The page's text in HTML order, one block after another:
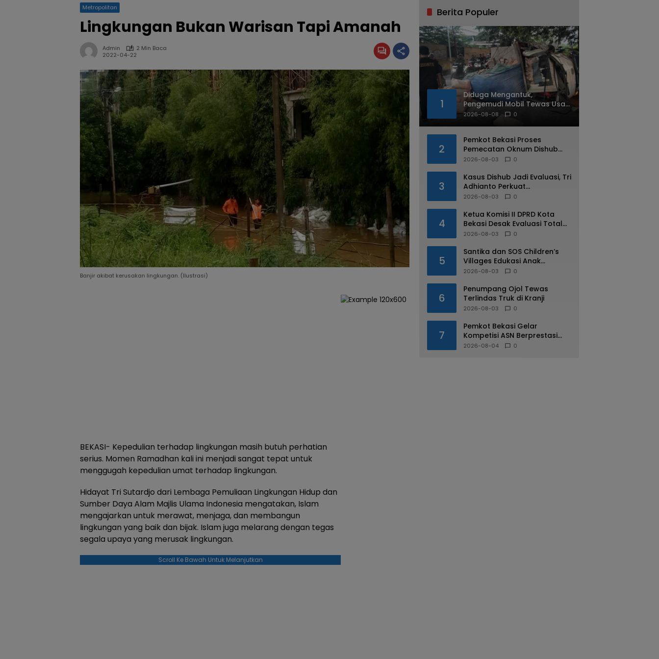
Metropolitan
Lingkungan Bukan Warisan Tapi Amanah
Admin
2 Min Baca
2022-04-22
Banjir akibat kerusakan lingkungan. (Ilustrasi)
BEKASI- Kepedulian terhadap lingkungan masih butuh perhatian
serius. Momen Ramadhan kali ini menjadi sangat tepat untuk
menggugah kepedulian umat terhadap lingkungan.
Hidayat Tri Sutardjo dari Lembaga Pemuliaan Lingkungan Hidup dan
Sumber Daya Alam Majlis Ulama Indonesia mengatakan, Islam
mengajarkan untuk merawat, menjaga, dan membangun
lingkungan yang baik dan bijak. Islam juga melarang dengan tegas
segala upaya yang merusak lingkungan.
Scroll Ke Bawah Untuk Melanjutkan
Berita Populer
1
Diduga Mengantuk,
Pengemudi Mobil Tewas Usai
Tabrak Pohon di Jatiasih
2026-08-08 0
2
Pemkot Bekasi Proses
Pemecatan Oknum Dishub
Yang Diduga Lakukan Pungli
2026-08-03 0
3
Kasus Dishub Jadi Evaluasi, Tri
Adhianto Perkuat
Pengawasan Aparatur
2026-08-03 0
4
Ketua Komisi II DPRD Kota
Bekasi Desak Evaluasi Total
Usai Dugaan Pungli Oknum
2026-08-03 0
5
Santika dan SOS Children’s
Villages Edukasi Anak
Mengenal Industri Perhotelan
2026-08-03 0
6
Penumpang Ojol Tewas
Terlindas Truk di Kranji
2026-08-03 0
7
Pemkot Bekasi Gelar
Kompetisi ASN Berprestasi
pada HUT RI ke-81
2026-08-04 0